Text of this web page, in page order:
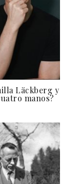
Läckberg y
manos?